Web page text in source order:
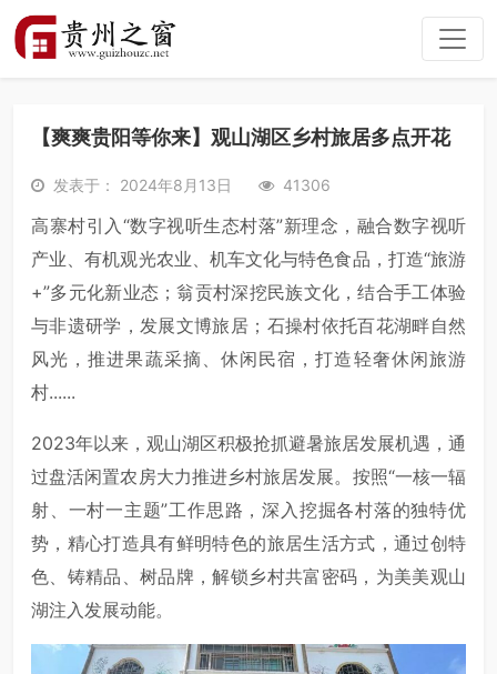
【爽爽贵阳等你来】观山湖区乡村旅居多点开花
发表于： 2024年8月13日 41306
高寨村引入“数字视听生态村落”新理念，融合数字视听
产业、有机观光农业、机车文化与特色食品，打造“旅游
+”多元化新业态；翁贡村深挖民族文化，结合手工体验
与非遗研学，发展文博旅居；石操村依托百花湖畔自然
风光，推进果蔬采摘、休闲民宿，打造轻奢休闲旅游
村......
2023年以来，观山湖区积极抢抓避暑旅居发展机遇，通
过盘活闲置农房大力推进乡村旅居发展。按照“一核一辐
射、一村一主题”工作思路，深入挖掘各村落的独特优
势，精心打造具有鲜明特色的旅居生活方式，通过创特
色、铸精品、树品牌，解锁乡村共富密码，为美美观山
湖注入发展动能。